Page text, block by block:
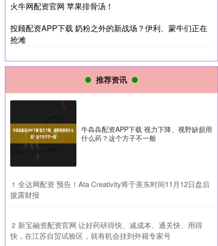
火牛网配资官网 苹果排骨汤！
投顾配资APP下载 奶粉之外的新战场？伊利、蒙牛们正在
抢滩
推荐资讯
牛犇犇配资APP下载 视力下降、视野缺损用
什么药？这个方子不一般
1 ​全达网配资 预告！Ata Creativity将于美东时间11月12日盘后
披露财报
2 ​新宝融资配资官网 让好药研得快、减成本、通关快、用得
快，在江苏自贸试验区，就有机会挂到外籍专家号